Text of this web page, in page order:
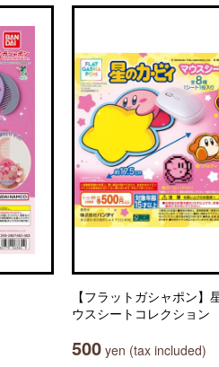
【フラットガシャポン】
ウスシートコレクション
500 yen (tax included)